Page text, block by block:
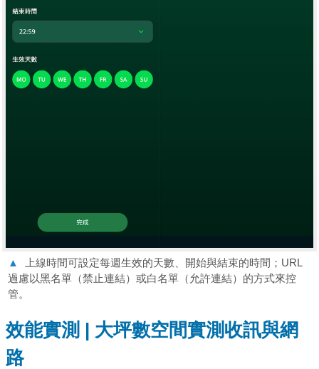
▲
上線時間可設定每週生效的天數、開始與結束的時間；URL
過慮以黑名單（禁止連結）或白名單（允許連結）的方式來控
管。
效能實測 | 大坪數空間實測收訊與網
路